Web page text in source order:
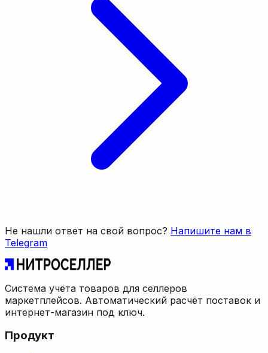
Не нашли ответ на свой вопрос? Напишите нам в
Telegram
Система учёта товаров для селлеров
маркетплейсов. Автоматический расчёт поставок и
интернет-магазин под ключ.
Продукт